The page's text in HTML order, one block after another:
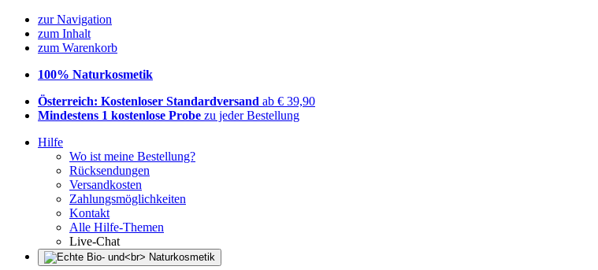
zur Navigation
zum Inhalt
zum Warenkorb
100% Naturkosmetik
Österreich: Kostenloser Standardversand ab € 39,90
Mindestens 1 kostenlose Probe zu jeder Bestellung
Hilfe
Wo ist meine Bestellung?
Rücksendungen
Versandkosten
Zahlungsmöglichkeiten
Kontakt
Alle Hilfe-Themen
Live-Chat